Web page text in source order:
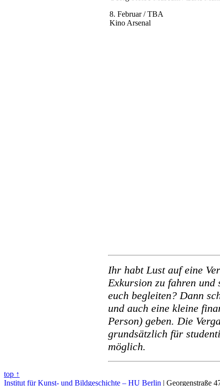
8. Februar / TBA
Kino Arsenal
Ihr habt Lust auf eine
Exkursion zu fahren
euch begleiten? Dann
und auch eine kleine
Person) geben. Die
grundsätzlich für
möglich.
top ↑
Institut für Kunst- und Bildgeschichte – HU Berlin | Georgenstraße